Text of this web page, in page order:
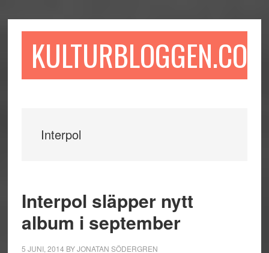
till
till
sidofältet
till
KULTURBLOGGEN.COM
Interpol
Interpol släpper nytt
album i september
5 JUNI, 2014 BYJONATAN SÖDERGREN